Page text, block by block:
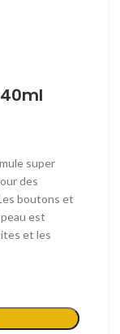
super
des
boutons et
est
et les